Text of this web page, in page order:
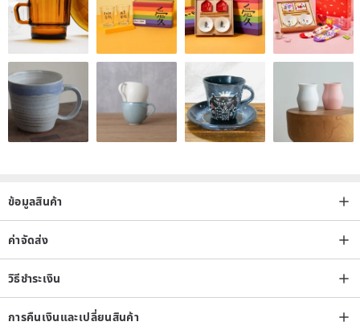
ข้อมูลสินค้า
ค่าจัดส่ง
วิธีชำระเงิน
การคืนเงินและเปลี่ยนสินค้า